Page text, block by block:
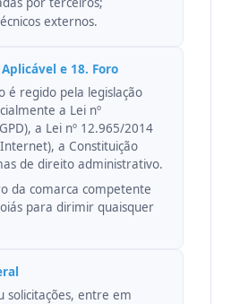
externos.
e 18. Foro
é regido pela legislação
a Lei nº
a Lei nº 12.965/2014
a Constituição
de direito administrativo.
da comarca competente
para dirimir quaisquer
solicitações, entre em